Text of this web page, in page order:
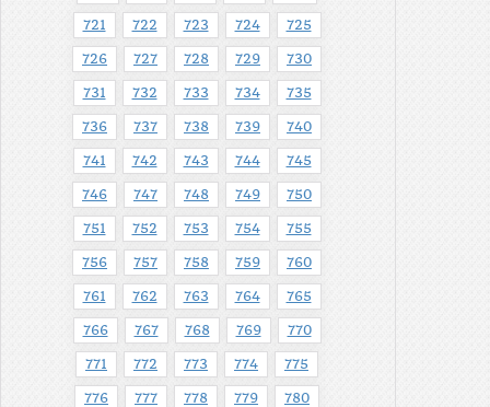
721 722 723 724 725
726 727 728 729 730
731 732 733 734 735
736 737 738 739 740
741 742 743 744 745
746 747 748 749 750
751 752 753 754 755
756 757 758 759 760
761 762 763 764 765
766 767 768 769 770
771 772 773 774 775
776 777 778 779 780